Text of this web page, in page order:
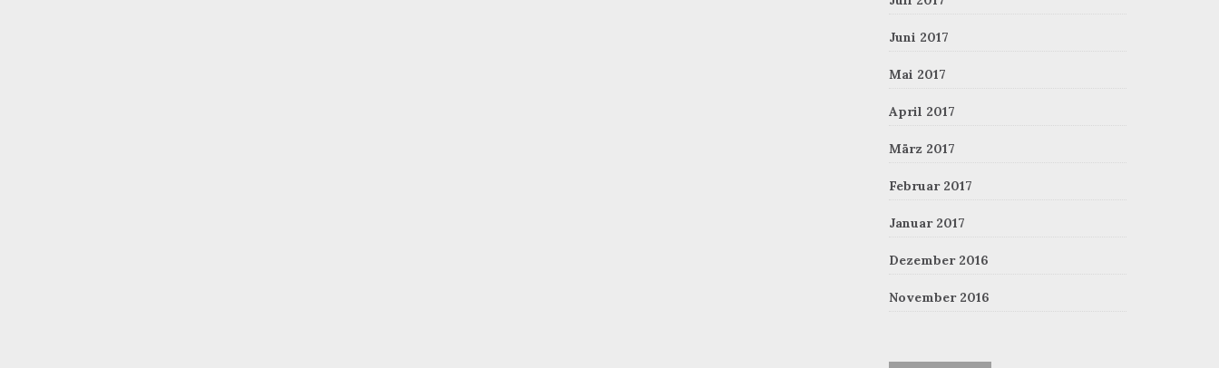
Juni 2017
Mai 2017
April 2017
März 2017
Februar 2017
Januar 2017
Dezember 2016
November 2016